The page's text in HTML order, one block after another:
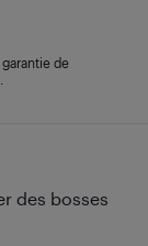
des bosses
de